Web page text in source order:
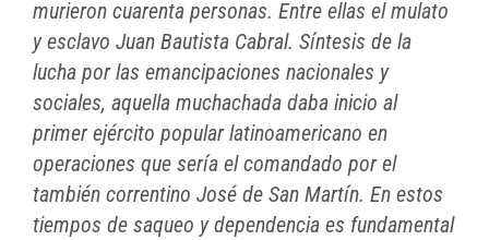
murieron cuarenta personas. Entre ellas el mulato
y esclavo Juan Bautista Cabral. Síntesis de la
lucha por las emancipaciones nacionales y
sociales, aquella muchachada daba inicio al
primer ejército popular latinoamericano en
operaciones que sería el comandado por el
también correntino José de San Martín. En estos
tiempos de saqueo y dependencia es fundamental